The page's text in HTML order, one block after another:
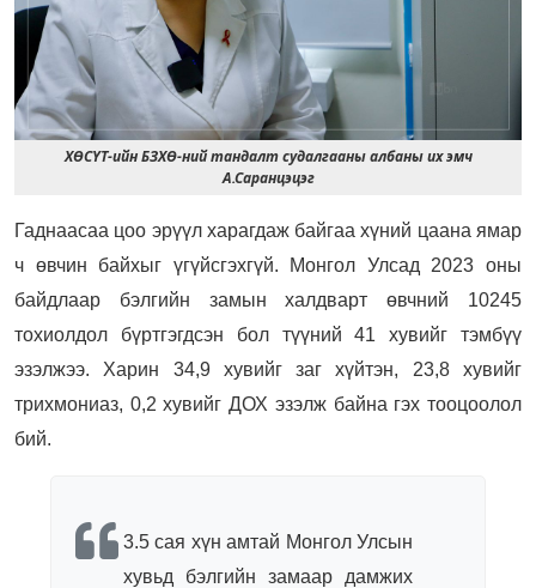
ХӨСҮТ-ийн БЗХӨ-ний тандалт судалгааны албаны их эмч
А.Саранцэцэг
Гаднаасаа цоо эрүүл харагдаж байгаа хүний цаана ямар
ч өвчин байхыг үгүйсгэхгүй. Монгол Улсад 2023 оны
байдлаар бэлгийн замын халдварт өвчний 10245
тохиолдол бүртгэгдсэн бол түүний 41 хувийг тэмбүү
эзэлжээ. Харин 34,9 хувийг заг хүйтэн, 23,8 хувийг
трихмониаз, 0,2 хувийг ДОХ эзэлж байна гэх тооцоолол
бий.
3.5 сая хүн амтай Монгол Улсын
хувьд бэлгийн замаар дамжих